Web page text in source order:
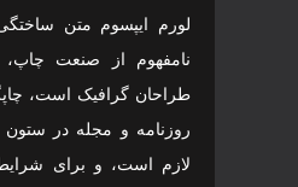
لورم ایپسوم متن
نامفهوم از صنعت چاپ،
طراحان گرافیک است،
روزنامه و مجله در
لازم است، و برای